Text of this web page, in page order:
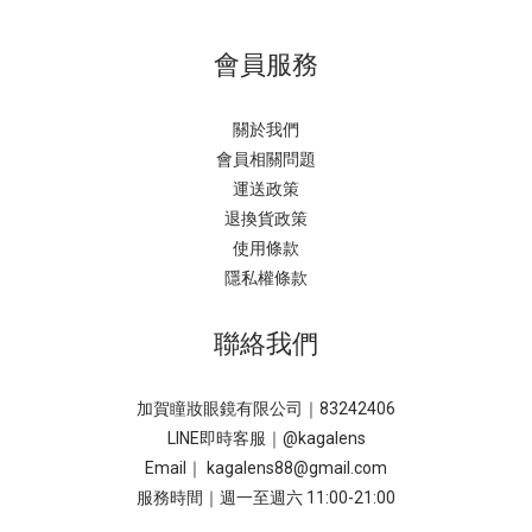
會員服務
關於我們
會員相關問題
運送政策
退換貨政策
使用條款
隱私權條款
聯絡我們
加賀瞳妝眼鏡有限公司｜83242406
LINE即時客服｜ @kagalens
Email｜ kagalens88@gmail.com
服務時間｜週一至週六 11:00-21:00